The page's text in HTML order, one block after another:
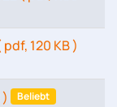
pdf, 120 KB )
Beliebt